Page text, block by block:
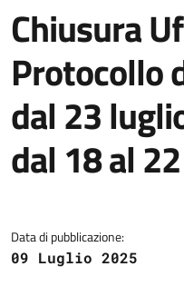
Chiusura
Protocollo
dal 23
dal 18 al
Data di pubblicazione:
09 Luglio 2025